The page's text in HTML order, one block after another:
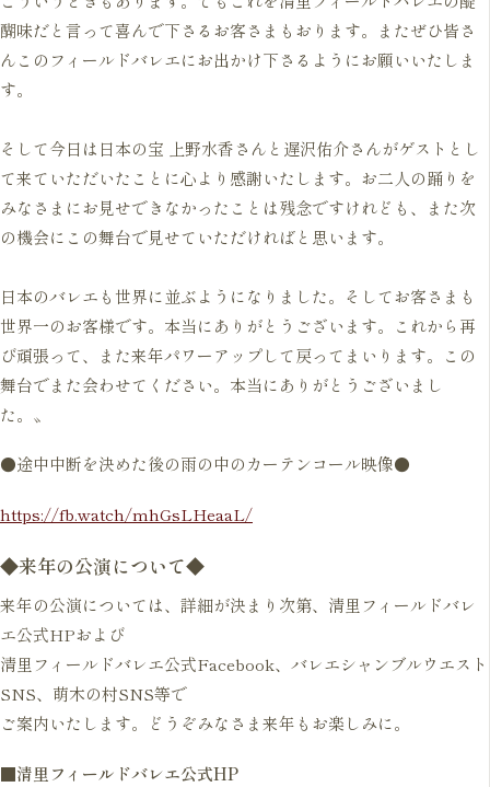
醐味だと言って喜んで下さるお客さまもおります。またぜひ皆さ
んこのフィールドバレエにお出かけ下さるようにお願いいたしま
す。
そして今日は日本の宝 上野水香さんと遅沢佑介さんがゲストとし
て来ていただいたことに心より感謝いたします。お二人の踊りを
みなさまにお見せできなかったことは残念ですけれども、また次
の機会にこの舞台で見せていただければと思います。
日本のバレエも世界に並ぶようになりました。そしてお客さまも
世界一のお客様です。本当にありがとうございます。これから再
び頑張って、また来年パワーアップして戻ってまいります。この
舞台でまた会わせてください。本当にありがとうございまし
●途中中断を決めた後の雨の中のカーテンコール映像●
https://fb.watch/mhGsLHeaaL/
◆来年の公演について◆
来年の公演については、詳細が決まり次第、清里フィールドバレ
エ公式HPおよび
清里フィールドバレエ公式Facebook、バレエシャンブルウエスト
SNS、萌木の村SNS等で
ご案内いたします。どうぞみなさま来年もお楽しみに。
■清里フィールドバレエ公式HP